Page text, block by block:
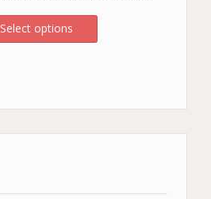
Select options